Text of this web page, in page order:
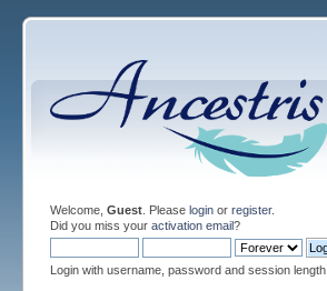
Welcome, Guest. Please loginor register.
Did you miss your activation email?
Login with username, password and session length